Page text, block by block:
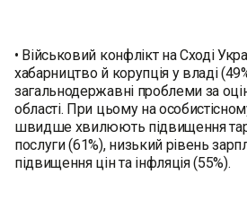
• Військовий конфлікт на Сході
хабарництво й корупція у владі
загальнодержавні проблеми за
області. При цьому на
швидше хвилюють підвищення
послуги (61%), низький рівень
підвищення цін та інфляція (55%).